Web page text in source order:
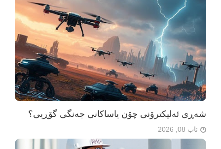
شەڕی ئەلیکترۆنی چۆن یاساکانی جەنگی گۆڕیی؟
ئاب 08, 2026